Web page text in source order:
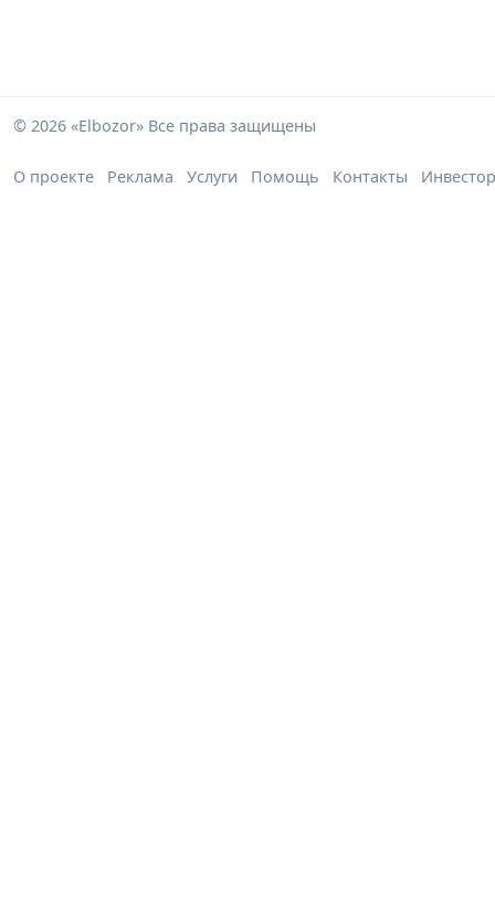
© 2026 «Elbozor» Все права защищены
О проекте Реклама Услуги Помощь Контакты